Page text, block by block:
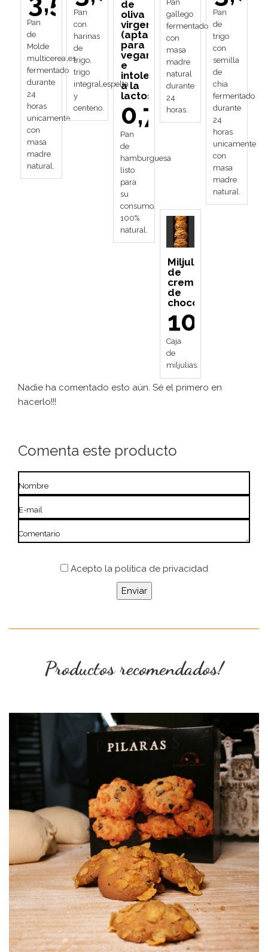
Pan
de
Molde
multicereales
fermentado
durante
24
horas
unicamente
con
masa
madre
natural.
Pan
con
harinas
de
trigo,
trigo
integral,espelta
y
centeno.
de
oliva
virgen
(apta
para
veganos
e
intolerantes
a la
lactosa)
0,70
Pan
de
hamburguesa
listo
para
su
consumo.
100%
natural.
Pan
gallego
fermentado
con
masa
madre
natural
durante
24
horas.
Pan
de
trigo
con
semilla
de
chia
fermentado
durante
24
horas
unicamente
con
masa
madre
natural.
Miljulias
de
crema
de
chocolate
10,90
Caja
de
miljulias.
Nadie ha comentado esto aún. Sé el primero en
hacerlo!!!
Comenta este producto
Nombre
E-mail
Comentario
Acepto la política de privacidad
Productos recomendados!